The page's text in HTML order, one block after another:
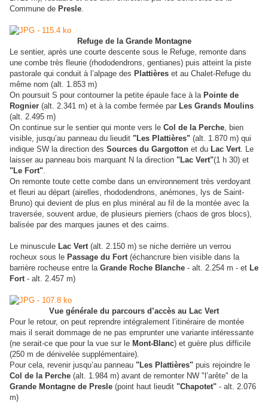
Commune de Presle.
Refuge de la Grande Montagne
Le sentier, après une courte descente sous le Refuge, remonte dans
une combe très fleurie (rhododendrons, gentianes) puis atteint la piste
pastorale qui conduit à l’alpage des Plattières et au Chalet-Refuge du
même nom (alt. 1.853 m)
On poursuit S pour contourner la petite épaule face à la Pointe de
Rognier (alt. 2.341 m) et à la combe fermée par Les Grands Moulins
(alt. 2.495 m)
On continue sur le sentier qui monte vers le Col de la Perche, bien
visible, jusqu’au panneau du lieudit "Les Plattières" (alt. 1.870 m) qui
indique SW la direction des Sources du Gargotton et du Lac Vert. Le
laisser au panneau bois marquant N la direction "Lac Vert"(1 h 30) et
"Le Fort".
On remonte toute cette combe dans un environnement très verdoyant
et fleuri au départ (airelles, rhododendrons, anémones, lys de Saint-
Bruno) qui devient de plus en plus minéral au fil de la montée avec la
traversée, souvent ardue, de plusieurs pierriers (chaos de gros blocs),
balisée par des marques jaunes et des cairns.
Le minuscule Lac Vert(alt. 2.150 m) se niche derrière un verrou
rocheux sous le Passage du Fort(échancrure bien visible dans la
barrière rocheuse entre la Grande Roche Blanche - alt. 2.254 m - et Le
Fort- alt. 2.457 m)
Vue générale du parcours d’accès au Lac Vert
Pour le retour, on peut reprendre intégralement l’itinéraire de montée
mais il serait dommage de ne pas emprunter une variante intéressante
(ne serait-ce que pour la vue sur le Mont-Blanc) et guère plus difficile
(250 m de dénivelée supplémentaire).
Pour cela, revenir jusqu’au panneau "Les Plattières" puis rejoindre le
Col de la Perche (alt. 1.984 m) avant de remonter NW "l’arête" de la
Grande Montagne de Presle (point haut lieudit "Chapotet" - alt. 2.076
m)